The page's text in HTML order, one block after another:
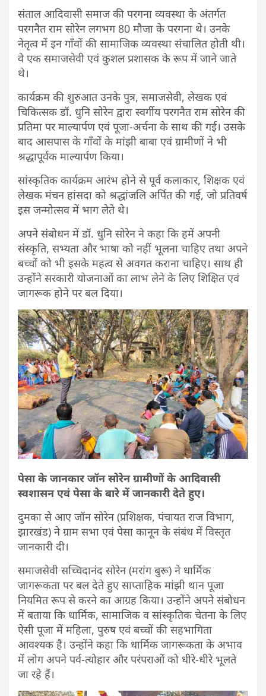
संताल आदिवासी समाज की परगना व्यवस्था के अंतर्गत
परगनैत राम सोरेन लगभग 80 मौजा के परगना थे। उनके
नेतृत्व में इन गाँवों की सामाजिक व्यवस्था संचालित होती थी।
वे एक समाजसेवी एवं कुशल प्रशासक के रूप में जाने जाते
थे।
कार्यक्रम की शुरुआत उनके पुत्र, समाजसेवी, लेखक एवं
चिकित्सक डॉ. धुनि सोरेन द्वारा स्वर्गीय परगनैत राम सोरेन की
प्रतिमा पर माल्यार्पण एवं पूजा-अर्चना के साथ की गई। उसके
बाद आसपास के गाँवों के मांझी बाबा एवं ग्रामीणों ने भी
श्रद्धापूर्वक माल्यार्पण किया।
सांस्कृतिक कार्यक्रम आरंभ होने से पूर्व कलाकार, शिक्षक एवं
लेखक मंचन हांसदा को श्रद्धांजलि अर्पित की गई, जो प्रतिवर्ष
इस जन्मोत्सव में भाग लेते थे।
अपने संबोधन में डॉ. धुनि सोरेन ने कहा कि हमें अपनी
संस्कृति, सभ्यता और भाषा को नहीं भूलना चाहिए तथा अपने
बच्चों को भी इसके महत्व से अवगत कराना चाहिए। साथ ही
उन्होंने सरकारी योजनाओं का लाभ लेने के लिए शिक्षित एवं
जागरूक होने पर बल दिया।
पेसा के जानकार जॉन सोरेन ग्रामीणों के आदिवासी
स्वशासन एवं पेसा के बारे में जानकारी देते हुए।
दुमका से आए जॉन सोरेन (प्रशिक्षक, पंचायत राज विभाग,
झारखंड) ने ग्राम सभा एवं पेसा कानून के संबंध में विस्तृत
जानकारी दी।
समाजसेवी सच्चिदानंद सोरेन (मरांग बुरू) ने धार्मिक
जागरूकता पर बल देते हुए साप्ताहिक मांझी थान पूजा
नियमित रूप से करने का आग्रह किया। उन्होंने अपने संबोधन
में बताया कि धार्मिक, सामाजिक व सांस्कृतिक चेतना के लिए
ऐसी पूजा में महिला, पुरुष एवं बच्चों की सहभागिता
आवश्यक है। उन्होंने कहा कि धार्मिक जागरूकता के अभाव
में लोग अपने पर्व-त्योहार और परंपराओं को धीरे-धीरे भूलते
जा रहे हैं।